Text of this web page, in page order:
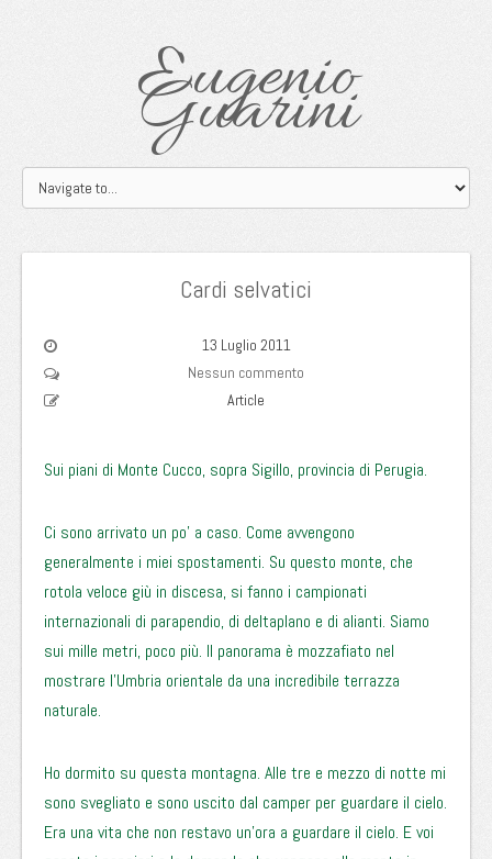
Eugenio
Guarini
Cardi selvatici
13 Luglio 2011
Nessun commento
Article
Sui piani di Monte Cucco, sopra Sigillo, provincia di Perugia.
Ci sono arrivato un po’ a caso. Come avvengono
generalmente i miei spostamenti. Su questo monte, che
rotola veloce giù in discesa, si fanno i campionati
internazionali di parapendio, di deltaplano e di alianti. Siamo
sui mille metri, poco più. Il panorama è mozzafiato nel
mostrare l’Umbria orientale da una incredibile terrazza
naturale.
Ho dormito su questa montagna. Alle tre e mezzo di notte mi
sono svegliato e sono uscito dal camper per guardare il cielo.
Era una vita che non restavo un’ora a guardare il cielo. E voi